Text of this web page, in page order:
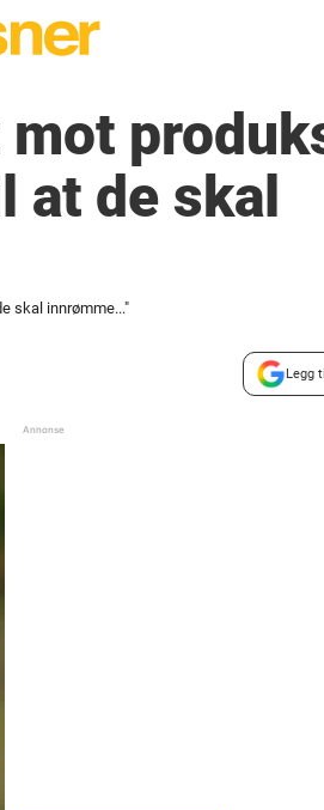
at de skal
skal innrømme..."
Legg